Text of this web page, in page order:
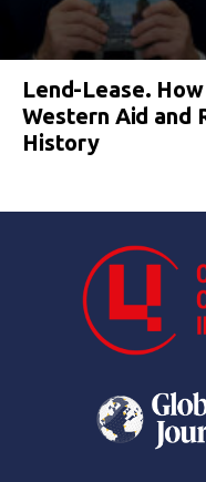
Lend-Lease.
Western Aid and
History